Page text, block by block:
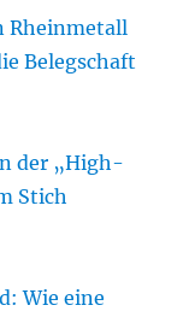
Rheinmetall
Belegschaft
der „High-
Stich
Wie eine